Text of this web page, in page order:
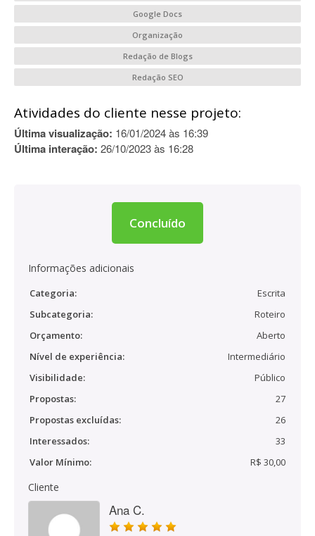
Google Docs
Organização
Redação de Blogs
Redação SEO
Atividades do cliente nesse projeto:
Última visualização: 16/01/2024 às 16:39
Última interação: 26/10/2023 às 16:28
Concluído
Informações adicionais
Categoria:
Escrita
Subcategoria:
Roteiro
Orçamento:
Aberto
Nível de experiência:
Intermediário
Visibilidade:
Público
Propostas:
27
Propostas excluídas:
26
Interessados:
33
Valor Mínimo:
R$ 30,00
Cliente
Ana C.